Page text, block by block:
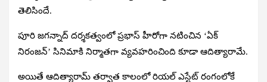
తెలిసిందే.
పూరి జగన్నాద్‌ దర్శకత్వంలో ప్రభాస్‌ హీరోగా నటించిన ‘ఏక్‌
నిరంజన్‌’ సినిమాకి నిర్మాతగా వ్యవహరించింది కూడా ఆదిత్యారామే.
అయితే ఆదిత్యారామ్‌ తర్వాత కాలంలో రియల్‌ ఎస్టేట్‌ రంగంలోకే